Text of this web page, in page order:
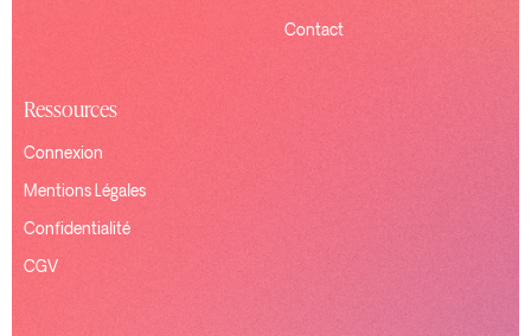
Contact
Ressources
Connexion
Mentions Légales
Confidentialité
CGV